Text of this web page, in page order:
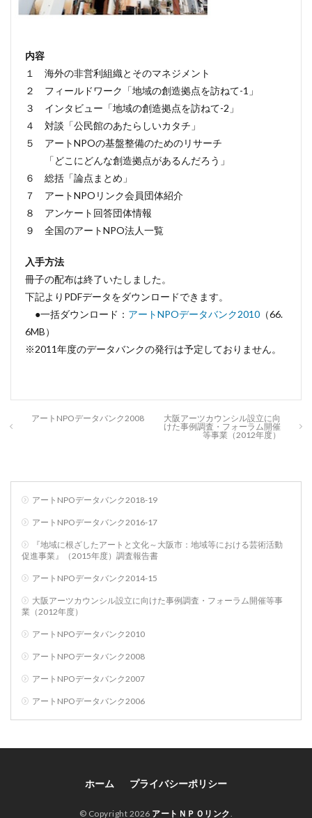
内容
１ 海外の非営利組織とそのマネジメント
２ フィールドワーク「地域の創造拠点を訪ねて-1」
３ インタビュー「地域の創造拠点を訪ねて-2」
４ 対談「公民館のあたらしいカタチ」
５ アートNPOの基盤整備のためのリサーチ
「どこにどんな創造拠点があるんだろう」
６ 総括「論点まとめ」
７ アートNPOリンク会員団体紹介
８ アンケート回答団体情報
９ 全国のアートNPO法人一覧
入手方法
冊子の配布は終了いたしました。
下記よりPDFデータをダウンロードできます。
●一括ダウンロード： アートNPOデータバンク2010 （66.
6MB）
※2011年度のデータバンクの発行は予定しておりません。
アートNPOデータバンク2008
大阪アーツカウンシル設立に向
けた事例調査・フォーラム開催
等事業（2012年度）
アートNPOデータバンク2018-19
アートNPOデータバンク2016-17
『地域に根ざしたアートと文化～大阪市：地域等における芸術活動
促進事業』（2015年度）調査報告書
アートNPOデータバンク2014-15
大阪アーツカウンシル設立に向けた事例調査・フォーラム開催等事
業（2012年度）
アートNPOデータバンク2010
アートNPOデータバンク2008
アートNPOデータバンク2007
アートNPOデータバンク2006
ホーム プライバシーポリシー
© Copyright 2026 アートＮＰＯリンク.